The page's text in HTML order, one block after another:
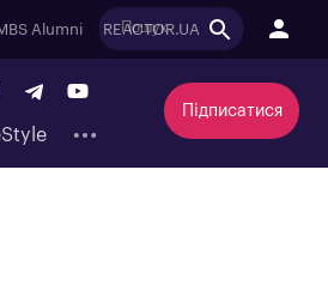
Alumni REACTOR.UA
Підписатися